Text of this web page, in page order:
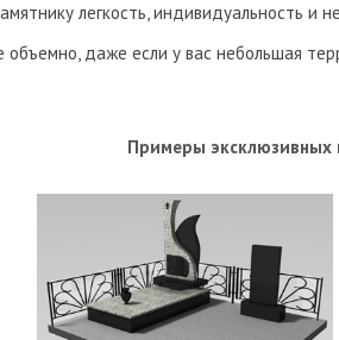
легкость, индивидуальность и
объемно, даже если у вас небольшая
Примеры эксклюзивных